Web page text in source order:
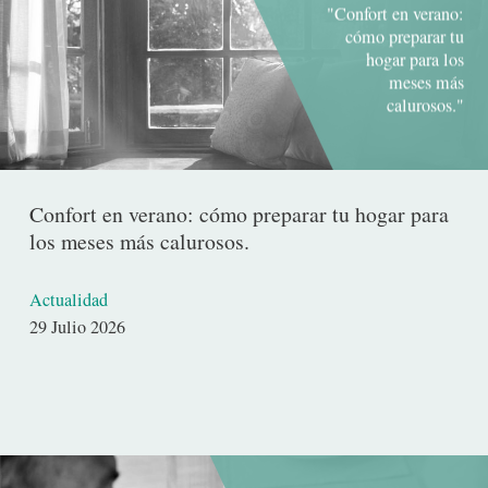
"Confort en verano:
cómo preparar tu
hogar para los
meses más
calurosos."
Confort en verano: cómo preparar tu hogar para
los meses más calurosos.
Actualidad
Fecha29 Julio 2026